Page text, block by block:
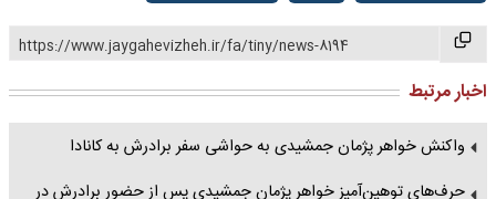
https://www.jaygahevizheh.ir/fa/tiny/news-8194
اخبار مرتبط
واکنش خواهر پژمان جمشیدی به حواشی سفر برادرش به کانادا
حرف‌های توهین‌آمیز خواهر پژمان جمشیدی پس از حضور برادرش در